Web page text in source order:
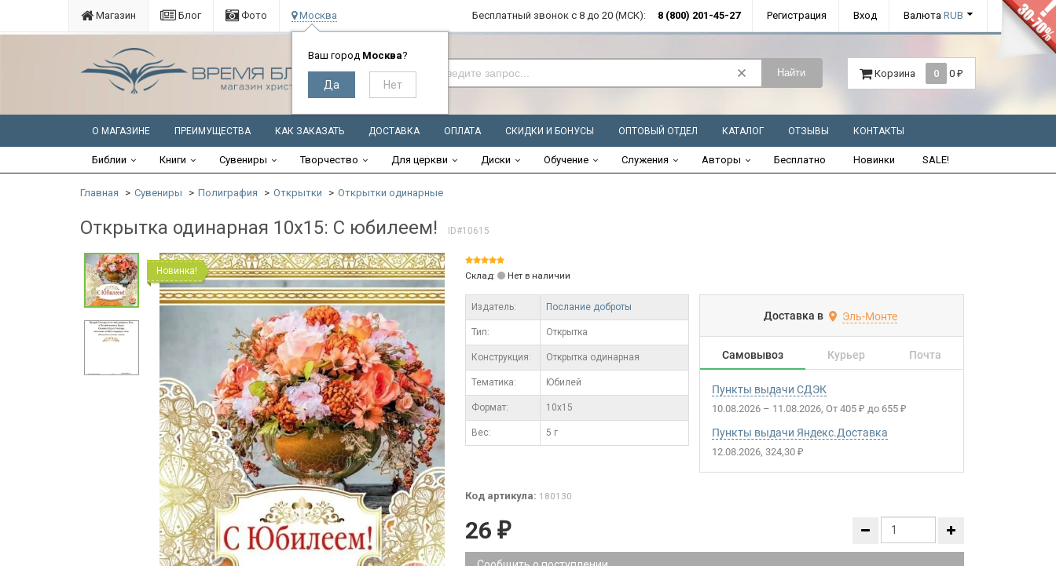
Магазин Блог Фото Москва
Ваш город Москва?
Бесплатный звонок с 8 до 20 (МСК): 8 (800) 201-45-27 Регистрация Вход Валюта RUB
Найти Корзина 0 0 ₽
О МАГАЗИНЕ ПРЕИМУЩЕСТВА КАК ЗАКАЗАТЬ ДОСТАВКА ОПЛАТА СКИДКИ И БОНУСЫ ОПТОВЫЙ ОТДЕЛ КАТАЛОГ ОТЗЫВЫ КОНТАКТЫ
Библии Книги Сувениры Творчество Для церкви Диски Обучение Служения Авторы Бесплатно Новинки SALE!
Главная Сувениры Полиграфия Открытки Открытки одинарные
Открытка одинарная 10x15: С юбилеем! ID#10615
Новинка! Склад: Нет в наличии
Издатель: Послание доброты
Тип: Открытка
Конструкция: Открытка одинарная
Тематика: Юбилей
Формат: 10x15
Вес: 5 г
Доставка в Эль-Монте
Самовывоз Курьер Почта
Пункты выдачи СДЭК
10.08.2026 – 11.08.2026 От 405₽ до 655₽
Пункты выдачи Яндекс.Доставка
12.08.2026 324,30₽
Код артикула: 180130
26 ₽